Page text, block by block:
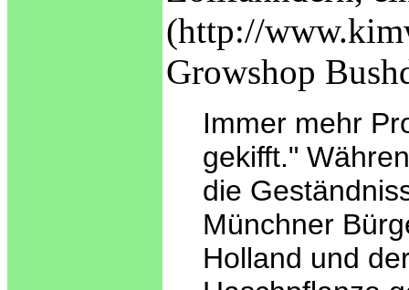
(http://
Growshop
Immer mehr
gekifft."
die
Münchner
Holland und